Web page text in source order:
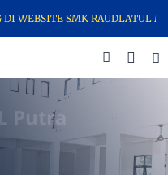
SMK RAUDLATUL
Putra